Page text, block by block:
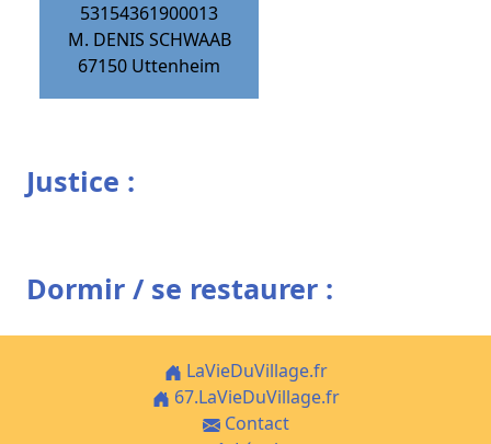
53154361900013
M. DENIS SCHWAAB
67150 Uttenheim
Justice :
Dormir / se restaurer :
LaVieDuVillage.fr
67.LaVieDuVillage.fr
Contact